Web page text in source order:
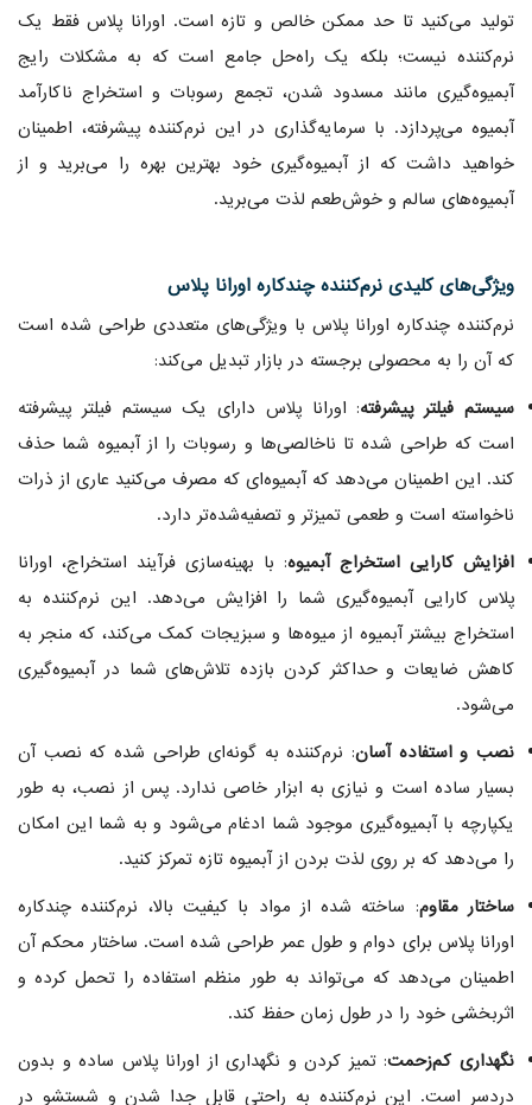
تولید می‌کنید تا حد ممکن خالص و تازه است. اورانا پلاس فقط یک
نرم‌کننده نیست؛ بلکه یک راه‌حل جامع است که به مشکلات رایج
آبمیوه‌گیری مانند مسدود شدن، تجمع رسوبات و استخراج ناکارآمد
آبمیوه می‌پردازد. با سرمایه‌گذاری در این نرم‌کننده پیشرفته، اطمینان
خواهید داشت که از آبمیوه‌گیری خود بهترین بهره را می‌برید و از
آبمیوه‌های سالم و خوش‌طعم لذت می‌برید.
ویژگی‌های کلیدی نرم‌کننده چندکاره اورانا پلاس
نرم‌کننده چندکاره اورانا پلاس با ویژگی‌های متعددی طراحی شده است
که آن را به محصولی برجسته در بازار تبدیل می‌کند:
سیستم فیلتر پیشرفته: اورانا پلاس دارای یک سیستم فیلتر پیشرفته
است که طراحی شده تا ناخالصی‌ها و رسوبات را از آبمیوه شما حذف
کند. این اطمینان می‌دهد که آبمیوه‌ای که مصرف می‌کنید عاری از ذرات
ناخواسته است و طعمی تمیزتر و تصفیه‌شده‌تر دارد.
افزایش کارایی استخراج آبمیوه: با بهینه‌سازی فرآیند استخراج، اورانا
پلاس کارایی آبمیوه‌گیری شما را افزایش می‌دهد. این نرم‌کننده به
استخراج بیشتر آبمیوه از میوه‌ها و سبزیجات کمک می‌کند، که منجر به
کاهش ضایعات و حداکثر کردن بازده تلاش‌های شما در آبمیوه‌گیری
می‌شود.
نصب و استفاده آسان: نرم‌کننده به گونه‌ای طراحی شده که نصب آن
بسیار ساده است و نیازی به ابزار خاصی ندارد. پس از نصب، به طور
یکپارچه با آبمیوه‌گیری موجود شما ادغام می‌شود و به شما این امکان
را می‌دهد که بر روی لذت بردن از آبمیوه تازه تمرکز کنید.
ساختار مقاوم: ساخته شده از مواد با کیفیت بالا، نرم‌کننده چندکاره
اورانا پلاس برای دوام و طول عمر طراحی شده است. ساختار محکم آن
اطمینان می‌دهد که می‌تواند به طور منظم استفاده را تحمل کرده و
اثربخشی خود را در طول زمان حفظ کند.
نگهداری کم‌زحمت: تمیز کردن و نگهداری از اورانا پلاس ساده و بدون
دردسر است. این نرم‌کننده به راحتی قابل جدا شدن و شستشو در